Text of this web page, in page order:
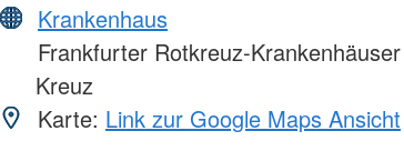
Krankenhaus
Frankfurter Rotkreuz-
Kreuz
Karte: Link zur Google Maps Ansicht